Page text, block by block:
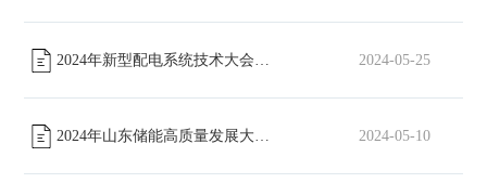
2024年新型配电系统技术大会展台设计及搭建招标通知 [已截止]
2024-05-25
2024年山东储能高质量发展大会展位搭建招标文件 [已截止]
2024-05-10